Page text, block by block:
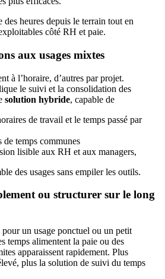
heures depuis le terrain tout en
côté RH et paie.
aux usages mixtes
à l’horaire, d’autres par projet.
le suivi et la consolidation des
solution hybride, capable de
de travail et le temps passé par
de temps communes
lisible aux RH et aux managers,
des usages sans empiler les outils.
ou structurer sur le long
un usage ponctuel ou un petit
temps alimentent la paie ou des
apparaissent rapidement. Plus
plus la solution de suivi du temps